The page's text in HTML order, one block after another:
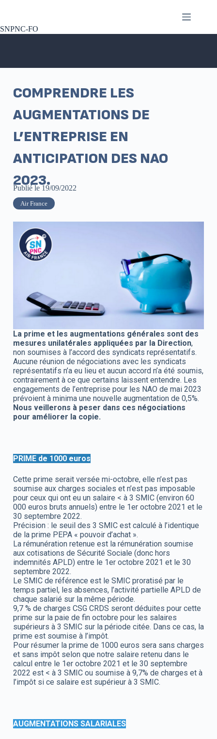
SNPNC-FO
COMPRENDRE LES
AUGMENTATIONS DE
L’ENTREPRISE EN
ANTICIPATION DES NAO
2023.
Publié le 19/09/2022
Air France
La prime et les augmentations générales sont des
mesures unilatérales appliquées par la Direction,
non soumises à l’accord des syndicats représentatifs.
Aucune réunion de négociations avec les syndicats
représentatifs n’a eu lieu et aucun accord n’a été soumis,
contrairement à ce que certains laissent entendre. Les
engagements de l’entreprise pour les NAO de mai 2023
prévoient à minima une nouvelle augmentation de 0,5%.
Nous veillerons à peser dans ces négociations
pour améliorer la copie.
PRIME de 1000 euros
Cette prime serait versée mi-octobre, elle n’est pas
soumise aux charges sociales et n’est pas imposable
pour ceux qui ont eu un salaire < à 3 SMIC (environ 60
000 euros bruts annuels) entre le 1er octobre 2021 et le
30 septembre 2022.
Précision : le seuil des 3 SMIC est calculé à l’identique
de la prime PEPA « pouvoir d’achat ».
La rémunération retenue est la rémunération soumise
aux cotisations de Sécurité Sociale (donc hors
indemnités APLD) entre le 1er octobre 2021 et le 30
septembre 2022.
Le SMIC de référence est le SMIC proratisé par le
temps partiel, les absences, l’activité partielle APLD de
chaque salarié sur la même période.
9,7 % de charges CSG CRDS seront déduites pour cette
prime sur la paie de fin octobre pour les salaires
supérieurs à 3 SMIC sur la période citée. Dans ce cas, la
prime est soumise à l’impôt.
Pour résumer la prime de 1000 euros sera sans charges
et sans impôt selon que notre salaire retenu dans le
calcul entre le 1er octobre 2021 et le 30 septembre
2022 est < à 3 SMIC ou soumise à 9,7% de charges et à
l’impôt si ce salaire est supérieur à 3 SMIC.
AUGMENTATIONS SALARIALES